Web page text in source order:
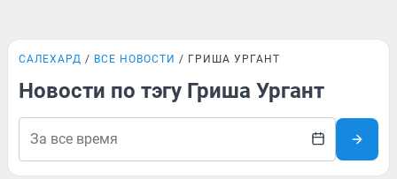
САЛЕХАРД ВСЕ НОВОСТИ ГРИША УРГАНТ
Новости по тэгу Гриша Ургант